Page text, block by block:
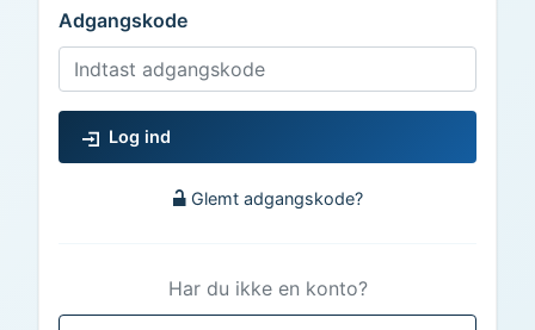
Adgangskode
Log ind
Glemt adgangskode?
Har du ikke en konto?